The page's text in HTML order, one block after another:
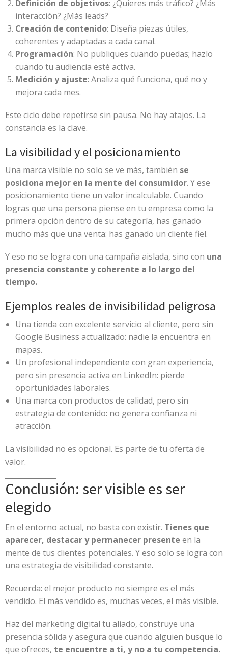
Definición de objetivos: ¿Quieres más tráfico? ¿Más
interacción? ¿Más leads?
Creación de contenido: Diseña piezas útiles,
coherentes y adaptadas a cada canal.
Programación: No publiques cuando puedas; hazlo
cuando tu audiencia esté activa.
Medición y ajuste: Analiza qué funciona, qué no y
mejora cada mes.
Este ciclo debe repetirse sin pausa. No hay atajos. La
constancia es la clave.
La visibilidad y el posicionamiento
Una marca visible no solo se ve más, también se
posiciona mejor en la mente del consumidor. Y ese
posicionamiento tiene un valor incalculable. Cuando
logras que una persona piense en tu empresa como la
primera opción dentro de su categoría, has ganado
mucho más que una venta: has ganado un cliente fiel.
Y eso no se logra con una campaña aislada, sino con una
presencia constante y coherente a lo largo del
tiempo.
Ejemplos reales de invisibilidad peligrosa
Una tienda con excelente servicio al cliente, pero sin
Google Business actualizado: nadie la encuentra en
mapas.
Un profesional independiente con gran experiencia,
pero sin presencia activa en LinkedIn: pierde
oportunidades laborales.
Una marca con productos de calidad, pero sin
estrategia de contenido: no genera confianza ni
atracción.
La visibilidad no es opcional. Es parte de tu oferta de
valor.
Conclusión: ser visible es ser
elegido
En el entorno actual, no basta con existir. Tienes que
aparecer, destacar y permanecer presente en la
mente de tus clientes potenciales. Y eso solo se logra con
una estrategia de visibilidad constante.
Recuerda: el mejor producto no siempre es el más
vendido. El más vendido es, muchas veces, el más visible.
Haz del marketing digital tu aliado, construye una
presencia sólida y asegura que cuando alguien busque lo
que ofreces, te encuentre a ti, y no a tu competencia.